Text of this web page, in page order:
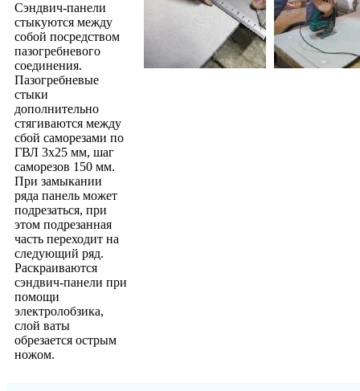
Сэндвич-панели
стыкуются между
собой посредством
пазогребневого
соединения.
Пазогребневые
стыки
дополнительно
стягиваются между
сбой саморезами по
ГВЛ 3х25 мм, шаг
саморезов 150 мм.
При замыкании
ряда панель может
подрезаться, при
этом подрезанная
часть переходит на
следующий ряд.
Раскраиваются
сэндвич-панели при
помощи
электролобзика,
слой ваты
обрезается острым
ножом.